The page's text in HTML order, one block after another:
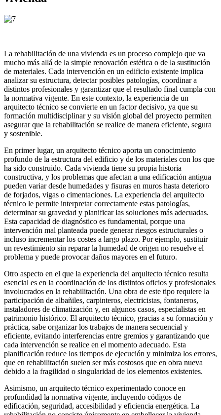
La rehabilitación de una vivienda es un proceso complejo que va
mucho más allá de la simple renovación estética o de la sustitución
de materiales. Cada intervención en un edificio existente implica
analizar su estructura, detectar posibles patologías, coordinar a
distintos profesionales y garantizar que el resultado final cumpla con
la normativa vigente. En este contexto, la experiencia de un
arquitecto técnico se convierte en un factor decisivo, ya que su
formación multidisciplinar y su visión global del proyecto permiten
asegurar que la rehabilitación se realice de manera eficiente, segura
y sostenible.
En primer lugar, un arquitecto técnico aporta un conocimiento
profundo de la estructura del edificio y de los materiales con los que
ha sido construido. Cada vivienda tiene su propia historia
constructiva, y los problemas que afectan a una edificación antigua
pueden variar desde humedades y fisuras en muros hasta deterioro
de forjados, vigas o cimentaciones. La experiencia del arquitecto
técnico le permite interpretar correctamente estas patologías,
determinar su gravedad y planificar las soluciones más adecuadas.
Esta capacidad de diagnóstico es fundamental, porque una
intervención mal planteada puede generar riesgos estructurales o
incluso incrementar los costes a largo plazo. Por ejemplo, sustituir
un revestimiento sin reparar la humedad de origen no resuelve el
problema y puede provocar daños mayores en el futuro.
Otro aspecto en el que la experiencia del arquitecto técnico resulta
esencial es en la coordinación de los distintos oficios y profesionales
involucrados en la rehabilitación. Una obra de este tipo requiere la
participación de albañiles, carpinteros, electricistas, fontaneros,
instaladores de climatización y, en algunos casos, especialistas en
patrimonio histórico. El arquitecto técnico, gracias a su formación y
práctica, sabe organizar los trabajos de manera secuencial y
eficiente, evitando interferencias entre gremios y garantizando que
cada intervención se realice en el momento adecuado. Esta
planificación reduce los tiempos de ejecución y minimiza los errores,
que en rehabilitación suelen ser más costosos que en obra nueva
debido a la fragilidad o singularidad de los elementos existentes.
Asimismo, un arquitecto técnico experimentado conoce en
profundidad la normativa vigente, incluyendo códigos de
edificación, seguridad, accesibilidad y eficiencia energética. La